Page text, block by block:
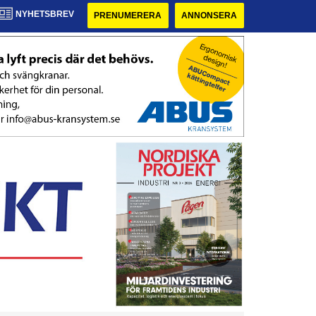
NYHETSBREV PRENUMERERA ANNONSERA